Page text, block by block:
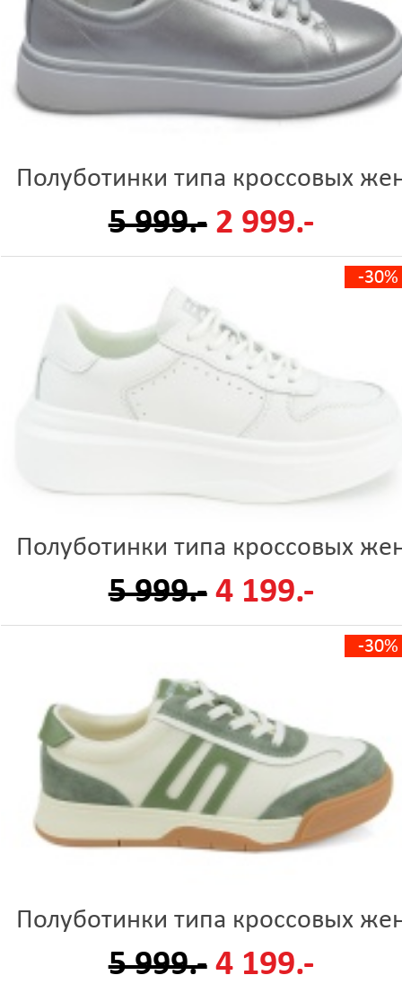
Полуботинки типа кроссовых
5 999.- 2 999.-
-30%
Полуботинки типа кроссовых
5 999.- 4 199.-
-30%
Полуботинки типа кроссовых
5 999.- 4 199.-